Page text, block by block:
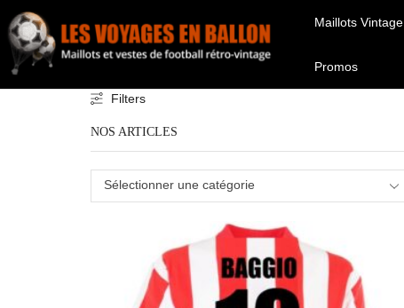
Maillots Vintage
Promos
Filters
NOS ARTICLES
Sélectionner une catégorie